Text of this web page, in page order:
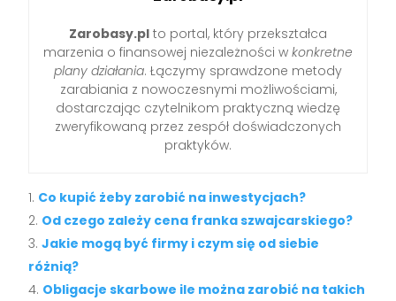
Zarobasy.pl to portal, który przekształca
marzenia o finansowej niezależności w konkretne
plany działania. Łączymy sprawdzone metody
zarabiania z nowoczesnymi możliwościami,
dostarczając czytelnikom praktyczną wiedzę
zweryfikowaną przez zespół doświadczonych
praktyków.
Co kupić żeby zarobić na inwestycjach?
Od czego zależy cena franka szwajcarskiego?
Jakie mogą być firmy i czym się od siebie
różnią?
Obligacje skarbowe ile można zarobić na takich